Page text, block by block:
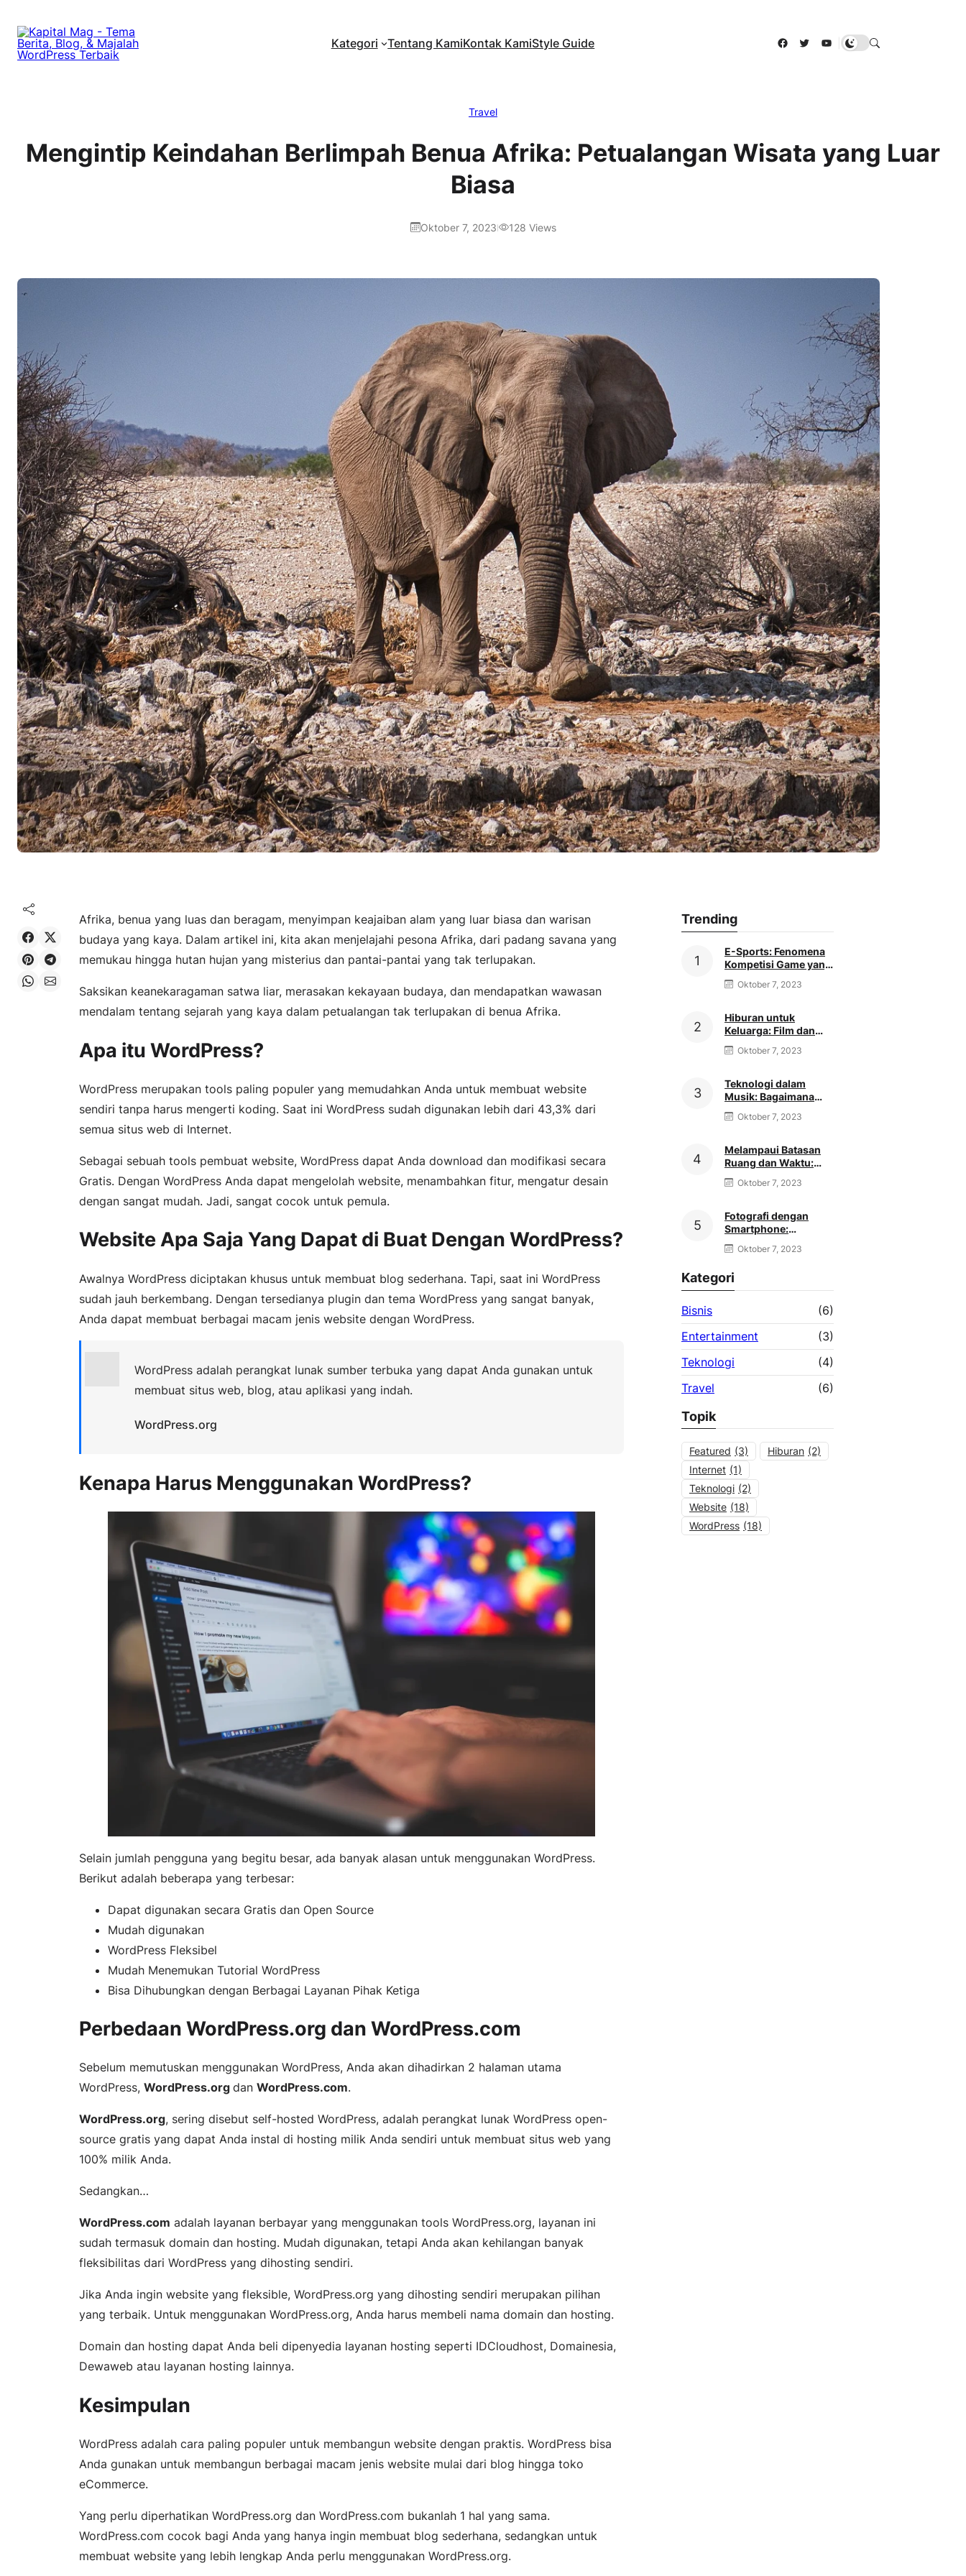
Kategori Tentang KamiKontak KamiStyle Guide Facebook
TwitterYouTube
Travel
Mengintip Keindahan Berlimpah Benua Afrika: Petualangan Wisata yang Luar
Biasa
Oktober 7, 2023 128 Views
Share on Facebook
Share on X
Share on Pinterest
Share on Telegram
Share on WhatsApp
Share on Email
Afrika, benua yang luas dan beragam, menyimpan keajaiban alam yang luar biasa dan warisan
budaya yang kaya. Dalam artikel ini, kita akan menjelajahi pesona Afrika, dari padang savana yang
memukau hingga hutan hujan yang misterius dan pantai-pantai yang tak terlupakan.
Saksikan keanekaragaman satwa liar, merasakan kekayaan budaya, dan mendapatkan wawasan
mendalam tentang sejarah yang kaya dalam petualangan tak terlupakan di benua Afrika.
Apa itu WordPress?
WordPress merupakan tools paling populer yang memudahkan Anda untuk membuat website
sendiri tanpa harus mengerti koding. Saat ini WordPress sudah digunakan lebih dari 43,3% dari
semua situs web di Internet.
Sebagai sebuah tools pembuat website, WordPress dapat Anda download dan modifikasi secara
Gratis. Dengan WordPress Anda dapat mengelolah website, menambahkan fitur, mengatur desain
dengan sangat mudah. Jadi, sangat cocok untuk pemula.
Website Apa Saja Yang Dapat di Buat Dengan WordPress?
Awalnya WordPress diciptakan khusus untuk membuat blog sederhana. Tapi, saat ini WordPress
sudah jauh berkembang. Dengan tersedianya plugin dan tema WordPress yang sangat banyak,
Anda dapat membuat berbagai macam jenis website dengan WordPress.
WordPress adalah perangkat lunak sumber terbuka yang dapat Anda gunakan untuk
membuat situs web, blog, atau aplikasi yang indah.
WordPress.org
Kenapa Harus Menggunakan WordPress?
Selain jumlah pengguna yang begitu besar, ada banyak alasan untuk menggunakan WordPress.
Berikut adalah beberapa yang terbesar:
Dapat digunakan secara Gratis dan Open Source
Mudah digunakan
WordPress Fleksibel
Mudah Menemukan Tutorial WordPress
Bisa Dihubungkan dengan Berbagai Layanan Pihak Ketiga
Perbedaan WordPress.org dan WordPress.com
Sebelum memutuskan menggunakan WordPress, Anda akan dihadirkan 2 halaman utama
WordPress, WordPress.org dan WordPress.com.
WordPress.org, sering disebut self-hosted WordPress, adalah perangkat lunak WordPress open-
source gratis yang dapat Anda instal di hosting milik Anda sendiri untuk membuat situs web yang
100% milik Anda.
Sedangkan…
WordPress.com adalah layanan berbayar yang menggunakan tools WordPress.org, layanan ini
sudah termasuk domain dan hosting. Mudah digunakan, tetapi Anda akan kehilangan banyak
fleksibilitas dari WordPress yang dihosting sendiri.
Jika Anda ingin website yang fleksible, WordPress.org yang dihosting sendiri merupakan pilihan
yang terbaik. Untuk menggunakan WordPress.org, Anda harus membeli nama domain dan hosting.
Domain dan hosting dapat Anda beli dipenyedia layanan hosting seperti IDCloudhost, Domainesia,
Dewaweb atau layanan hosting lainnya.
Kesimpulan
WordPress adalah cara paling populer untuk membangun website dengan praktis. WordPress bisa
Anda gunakan untuk membangun berbagai macam jenis website mulai dari blog hingga toko
eCommerce.
Yang perlu diperhatikan WordPress.org dan WordPress.com bukanlah 1 hal yang sama.
WordPress.com cocok bagi Anda yang hanya ingin membuat blog sederhana, sedangkan untuk
membuat website yang lebih lengkap Anda perlu menggunakan WordPress.org.
Trending
E-Sports: Fenomena
Kompetisi Game yang
Meroket di Seluruh
DuniaOktober 7, 2023
Hiburan untuk
Keluarga: Film dan
Acara TV yang Cocok
untuk Semua Usia
Oktober 7, 2023
Teknologi dalam
Musik: Bagaimana
Produksi dan
Distribusi Musik
Oktober 7, 2023
Melampaui Batasan
Ruang dan Waktu:
Eksplorasi Dunia
Virtual Reality
Oktober 7, 2023
Fotografi dengan
Smartphone:
Keajaiban Teknologi
Kamera Genggaman
Oktober 7, 2023
Kategori
Bisnis
(6)
Entertainment
(3)
Teknologi
(4)
Travel
(6)
Topik
Featured (3) Hiburan (2)
Internet (1)
Teknologi (2)
Website (18)
WordPress (18)